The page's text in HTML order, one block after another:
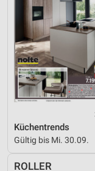
Küchentrends
Gültig bis Mi. 30.09.
ROLLER